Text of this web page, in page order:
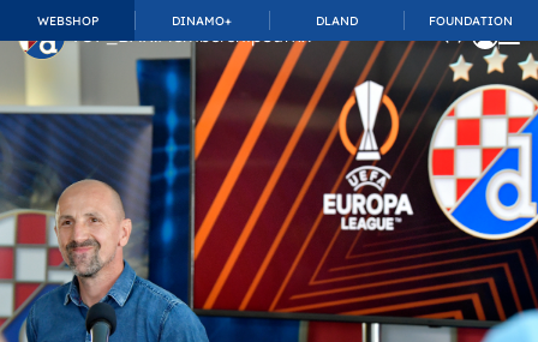
WEBSHOP DINAMO+ DLAND FOUNDATION
TOP_BAR.MembershipSuffix